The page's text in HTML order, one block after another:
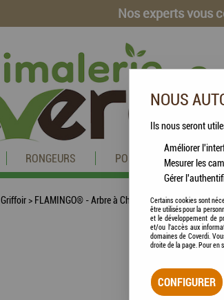
Nos experts vous
RONGEURS POISSONS
Griffoir> FLAMINGO® - Arbre à Chat / Grattoir Beige VIVA 3
NOUS
Ils nous seront
Améliorer
Mesurer les
Gérer
Certains cookies sont
être utilisés pour la
et le développement de
et/ou l'accès aux
domaines de Coverdi.
droite de la page. Pour en
CONFIGURER